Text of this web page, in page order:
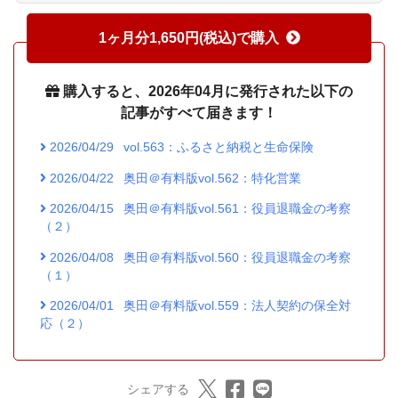
1ヶ月分1,650円(税込)で購入
購入すると、2026年04月に発行された以下の
記事がすべて届きます！
2026/04/29 vol.563：ふるさと納税と生命保険
2026/04/22 奥田＠有料版vol.562：特化営業
2026/04/15
奥田＠有料版vol.561：役員退職金の考察
（２）
2026/04/08
奥田＠有料版vol.560：役員退職金の考察
（１）
2026/04/01
奥田＠有料版vol.559：法人契約の保全対
応（２）
シェアする